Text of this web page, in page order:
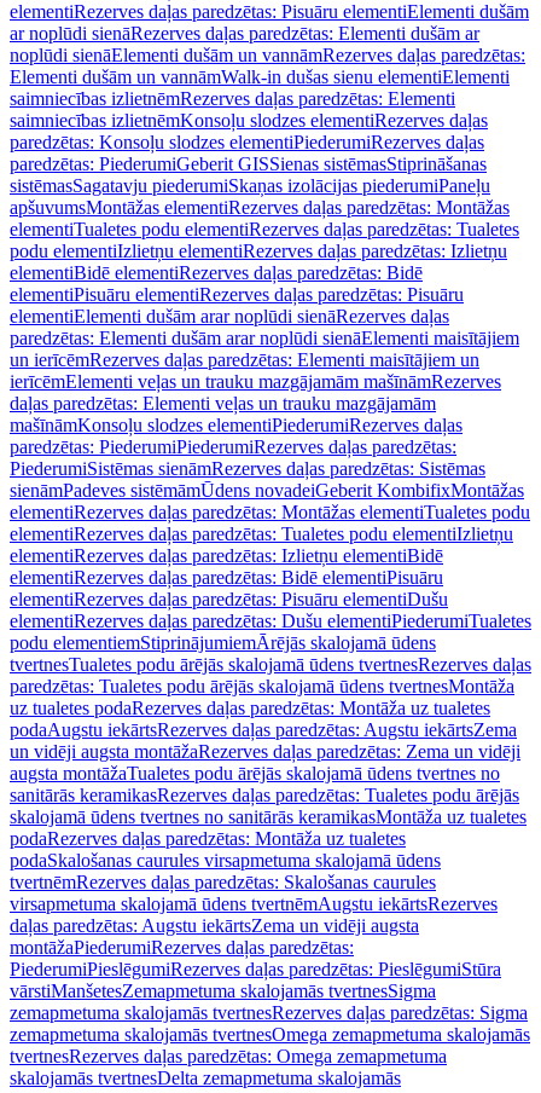
elementiRezerves daļas paredzētas: Pisuāru elementiElementi dušām
ar noplūdi sienāRezerves daļas paredzētas: Elementi dušām ar
noplūdi sienāElementi dušām un vannāmRezerves daļas paredzētas:
Elementi dušām un vannāmWalk-in dušas sienu elementiElementi
saimniecības izlietnēmRezerves daļas paredzētas: Elementi
saimniecības izlietnēmKonsoļu slodzes elementiRezerves daļas
paredzētas: Konsoļu slodzes elementiPiederumiRezerves daļas
paredzētas: PiederumiGeberit GISSienas sistēmasStiprināšanas
sistēmasSagatavju piederumiSkaņas izolācijas piederumiPaneļu
apšuvumsMontāžas elementiRezerves daļas paredzētas: Montāžas
elementiTualetes podu elementiRezerves daļas paredzētas: Tualetes
podu elementiIzlietņu elementiRezerves daļas paredzētas: Izlietņu
elementiBidē elementiRezerves daļas paredzētas: Bidē
elementiPisuāru elementiRezerves daļas paredzētas: Pisuāru
elementiElementi dušām arar noplūdi sienāRezerves daļas
paredzētas: Elementi dušām arar noplūdi sienāElementi maisītājiem
un ierīcēmRezerves daļas paredzētas: Elementi maisītājiem un
ierīcēmElementi veļas un trauku mazgājamām mašīnāmRezerves
daļas paredzētas: Elementi veļas un trauku mazgājamām
mašīnāmKonsoļu slodzes elementiPiederumiRezerves daļas
paredzētas: PiederumiPiederumiRezerves daļas paredzētas:
PiederumiSistēmas sienāmRezerves daļas paredzētas: Sistēmas
sienāmPadeves sistēmāmŪdens novadeiGeberit KombifixMontāžas
elementiRezerves daļas paredzētas: Montāžas elementiTualetes podu
elementiRezerves daļas paredzētas: Tualetes podu elementiIzlietņu
elementiRezerves daļas paredzētas: Izlietņu elementiBidē
elementiRezerves daļas paredzētas: Bidē elementiPisuāru
elementiRezerves daļas paredzētas: Pisuāru elementiDušu
elementiRezerves daļas paredzētas: Dušu elementiPiederumiTualetes
podu elementiemStiprinājumiemĀrējās skalojamā ūdens
tvertnesTualetes podu ārējās skalojamā ūdens tvertnesRezerves daļas
paredzētas: Tualetes podu ārējās skalojamā ūdens tvertnesMontāža
uz tualetes podaRezerves daļas paredzētas: Montāža uz tualetes
podaAugstu iekārtsRezerves daļas paredzētas: Augstu iekārtsZema
un vidēji augsta montāžaRezerves daļas paredzētas: Zema un vidēji
augsta montāžaTualetes podu ārējās skalojamā ūdens tvertnes no
sanitārās keramikasRezerves daļas paredzētas: Tualetes podu ārējās
skalojamā ūdens tvertnes no sanitārās keramikasMontāža uz tualetes
podaRezerves daļas paredzētas: Montāža uz tualetes
podaSkalošanas caurules virsapmetuma skalojamā ūdens
tvertnēmRezerves daļas paredzētas: Skalošanas caurules
virsapmetuma skalojamā ūdens tvertnēmAugstu iekārtsRezerves
daļas paredzētas: Augstu iekārtsZema un vidēji augsta
montāžaPiederumiRezerves daļas paredzētas:
PiederumiPieslēgumiRezerves daļas paredzētas: PieslēgumiStūra
vārstiManšetesZemapmetuma skalojamās tvertnesSigma
zemapmetuma skalojamās tvertnesRezerves daļas paredzētas: Sigma
zemapmetuma skalojamās tvertnesOmega zemapmetuma skalojamās
tvertnesRezerves daļas paredzētas: Omega zemapmetuma
skalojamās tvertnesDelta zemapmetuma skalojamās